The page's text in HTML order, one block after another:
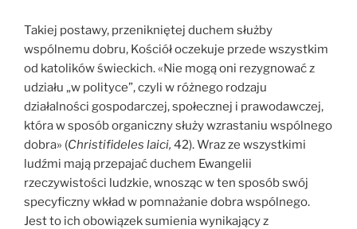
Takiej postawy, przenikniętej duchem służby
wspólnemu dobru, Kościół oczekuje przede wszystkim
od katolików świeckich. «Nie mogą oni rezygnować z
udziału „w polityce”, czyli w różnego rodzaju
działalności gospodarczej, społecznej i prawodawczej,
która w sposób organiczny służy wzrastaniu wspólnego
dobra» (Christifideles laici, 42). Wraz ze wszystkimi
ludźmi mają przepajać duchem Ewangelii
rzeczywistości ludzkie, wnosząc w ten sposób swój
specyficzny wkład w pomnażanie dobra wspólnego.
Jest to ich obowiązek sumienia wynikający z